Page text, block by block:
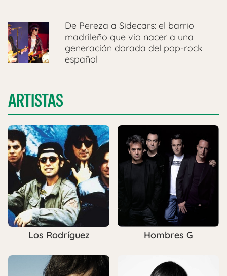
De Pereza a Sidecars: el barrio
madrileño que vio nacer a una
generación dorada del pop-rock
español
ARTISTAS
Los Rodríguez Hombres G